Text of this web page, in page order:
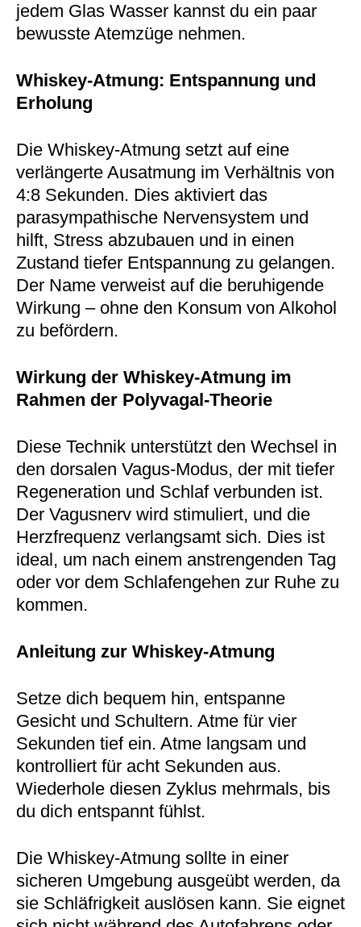
jedem Glas Wasser kannst du ein paar
bewusste Atemzüge nehmen.
Whiskey-Atmung: Entspannung und
Erholung
Die Whiskey-Atmung setzt auf eine
verlängerte Ausatmung im Verhältnis von
4:8 Sekunden. Dies aktiviert das
parasympathische Nervensystem und
hilft, Stress abzubauen und in einen
Zustand tiefer Entspannung zu gelangen.
Der Name verweist auf die beruhigende
Wirkung – ohne den Konsum von Alkohol
zu befördern.
Wirkung der Whiskey-Atmung im
Rahmen der Polyvagal-Theorie
Diese Technik unterstützt den Wechsel in
den dorsalen Vagus-Modus, der mit tiefer
Regeneration und Schlaf verbunden ist.
Der Vagusnerv wird stimuliert, und die
Herzfrequenz verlangsamt sich. Dies ist
ideal, um nach einem anstrengenden Tag
oder vor dem Schlafengehen zur Ruhe zu
kommen.
Anleitung zur Whiskey-Atmung
Setze dich bequem hin, entspanne
Gesicht und Schultern. Atme für vier
Sekunden tief ein. Atme langsam und
kontrolliert für acht Sekunden aus.
Wiederhole diesen Zyklus mehrmals, bis
du dich entspannt fühlst.
Die Whiskey-Atmung sollte in einer
sicheren Umgebung ausgeübt werden, da
sie Schläfrigkeit auslösen kann. Sie eignet